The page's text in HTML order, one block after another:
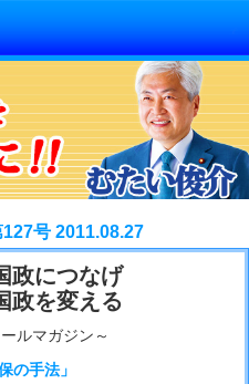
号 2011.08.27
政につなげ
政を変える
ルマガジン～
の手法」